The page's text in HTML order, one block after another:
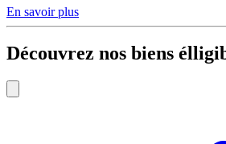
En savoir plus
Découvrez nos biens